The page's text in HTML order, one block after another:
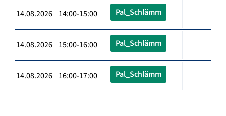
14.08.2026 14:00-15:00 Pal_Schlämm
14.08.2026 15:00-16:00 Pal_Schlämm
14.08.2026 16:00-17:00 Pal_Schlämm